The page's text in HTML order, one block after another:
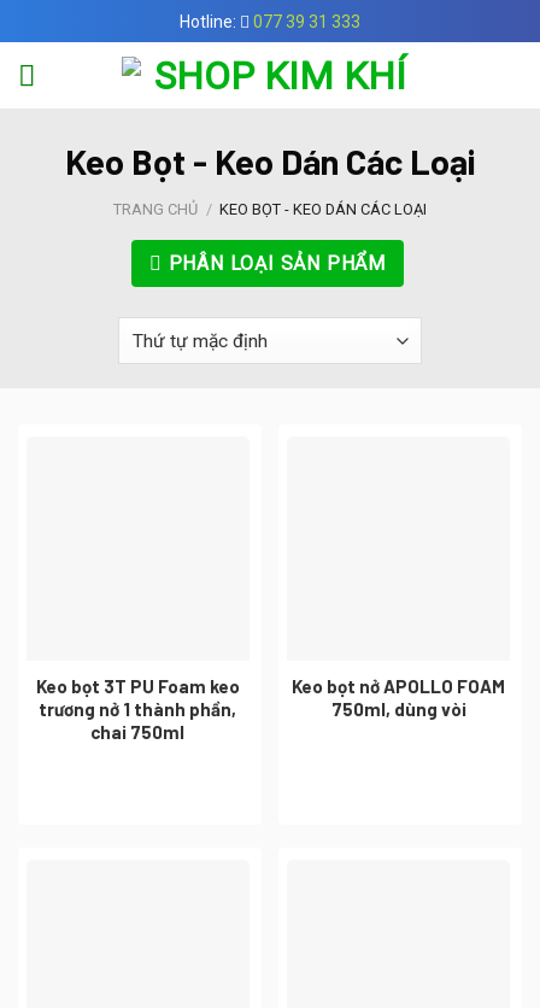
to
content
Hotline: 077 39 31 333
Keo Bọt - Keo Dán Các Loại
TRANG CHỦ / KEO BỌT - KEO DÁN CÁC LOẠI
PHÂN LOẠI SẢN PHẨM
Keo bọt 3T PU Foam keo
trương nở 1 thành phần,
chai 750ml
Keo bọt nở APOLLO FOAM
750ml, dùng vòi